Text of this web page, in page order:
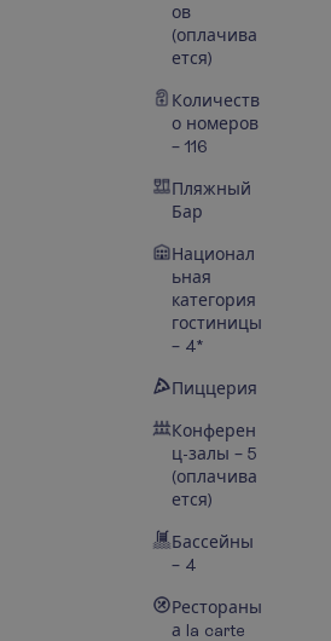
ов
(оплачива
ется)
Количеств
о номеров
– 116
Пляжный
Бар
Национал
ьная
категория
гостиницы
– 4*
Пиццерия
Конферен
ц-залы – 5
(оплачива
ется)
Бассейны
– 4
Рестораны
а la carte